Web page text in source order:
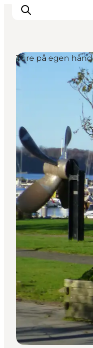
Oplevelser
Mad og drikke
Overnatning
Det Sker
Book
Møde og
Ture på egen hånd